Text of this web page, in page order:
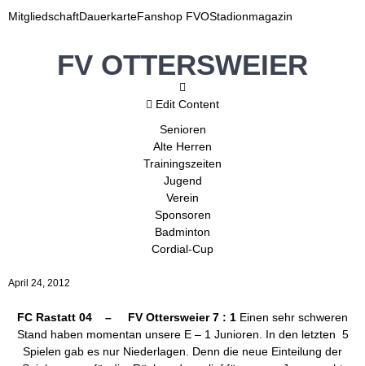
MitgliedschaftDauerkarteFanshop FVOStadionmagazin
FV OTTERSWEIER
Edit Content
Senioren
Alte Herren
Trainingszeiten
Jugend
Verein
Sponsoren
Badminton
Cordial-Cup
April 24, 2012
FC Rastatt 04 – FV Ottersweier 7 : 1 Einen sehr schweren
Stand haben momentan unsere E – 1 Junioren. In den letzten 5
Spielen gab es nur Niederlagen. Denn die neue Einteilung der